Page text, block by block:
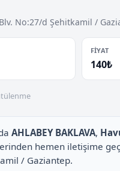
No:27/d Şehitkamil /
FIYAT
140₺
AHLABEY BAKLAVA,
hemen iletişime
/ Gaziantep.